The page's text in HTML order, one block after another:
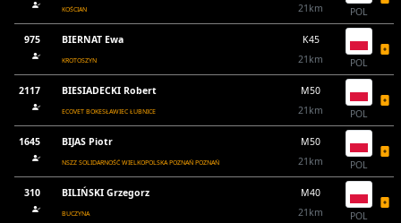
KOŚCIAN
21km
POL
975 BIERNAT Ewa
KROTOSZYN
K45
21km
POL
2117 BIESIADECKI Robert
ECOVET BOKESŁAWIEC ŁUBNICE
M50
21km
POL
1645 BIJAS Piotr
NSZZ SOLIDARNOŚĆ WIELKOPOLSKA POZNAŃ POZNAŃ
M50
21km
POL
310 BILIŃSKI Grzegorz
BUCZYNA
M40
21km
POL